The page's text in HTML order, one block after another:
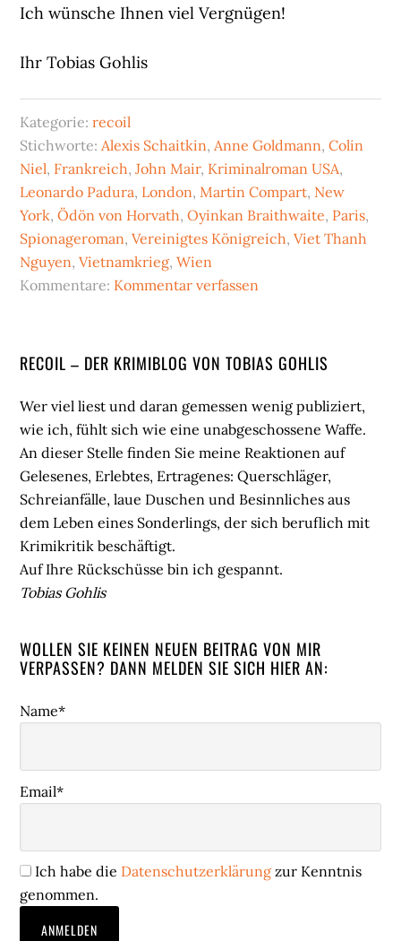
Ich wünsche Ihnen viel Vergnügen!
Ihr Tobias Gohlis
Kategorie:recoil
Stichworte:Alexis Schaitkin,Anne Goldmann,Colin
Niel, Frankreich,John Mair, Kriminalroman USA,
Leonardo Padura, London,Martin Compart, New
York,Ödön von Horvath,Oyinkan Braithwaite, Paris,
Spionageroman,Vereinigtes Königreich,Viet Thanh
Nguyen,Vietnamkrieg,Wien
Kommentare: Kommentar verfassen
Seitenspalte
RECOIL – DER KRIMIBLOG VON TOBIAS GOHLIS
Wer viel liest und daran gemessen wenig publiziert,
wie ich, fühlt sich wie eine unabgeschossene Waffe.
An dieser Stelle finden Sie meine Reaktionen auf
Gelesenes, Erlebtes, Ertragenes: Querschläger,
Schreianfälle, laue Duschen und Besinnliches aus
dem Leben eines Sonderlings, der sich beruflich mit
Krimikritik beschäftigt.
Auf Ihre Rückschüsse bin ich gespannt.
Tobias Gohlis
WOLLEN SIE KEINEN NEUEN BEITRAG VON MIR
VERPASSEN? DANN MELDEN SIE SICH HIER AN:
Name*
Email*
Ich habe die Datenschutzerklärung zur Kenntnis
genommen.